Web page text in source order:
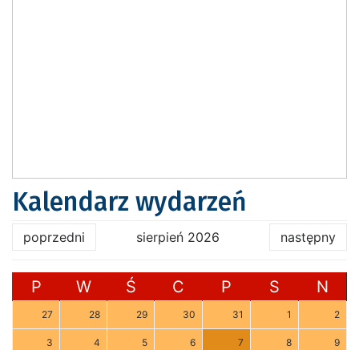
Kalendarz wydarzeń
poprzedni sierpień 2026 następny
P W Ś C P S N
27 28 29 30 31 1 2
3 4 5 6 7 8 9